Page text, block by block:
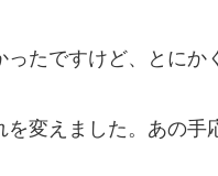
ったですけど、とに
変えました。あの手